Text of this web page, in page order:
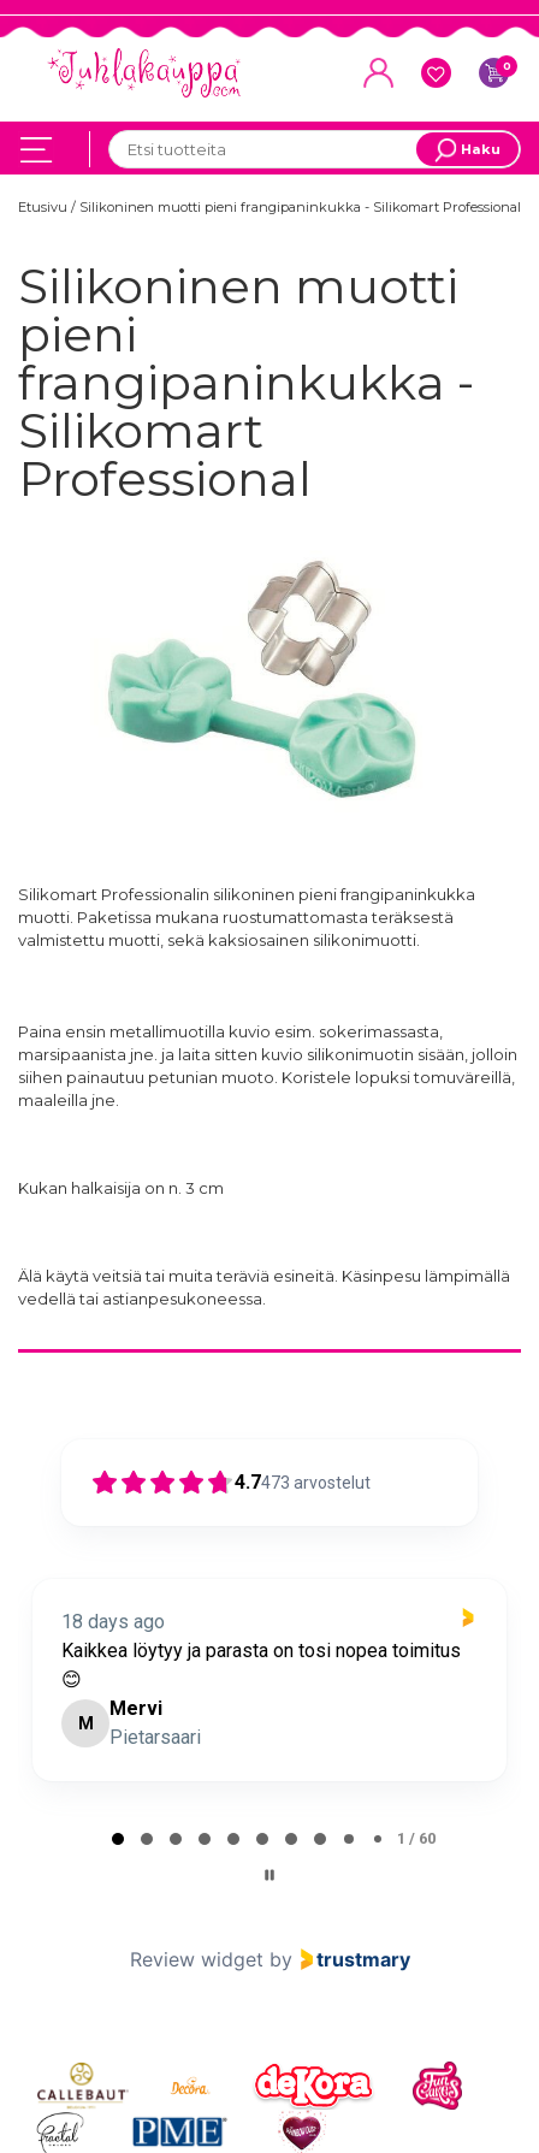
0
Haku
Etusivu / Silikoninen muotti pieni frangipaninkukka - Silikomart Professional
Silikoninen muotti
pieni
frangipaninkukka -
Silikomart
Professional
Silikomart Professionalin silikoninen pieni frangipaninkukka
muotti. Paketissa mukana ruostumattomasta teräksestä
valmistettu muotti, sekä kaksiosainen silikonimuotti.
Paina ensin metallimuotilla kuvio esim. sokerimassasta,
marsipaanista jne. ja laita sitten kuvio silikonimuotin sisään, jolloin
siihen painautuu petunian muoto. Koristele lopuksi tomuväreillä,
maaleilla jne.
Kukan halkaisija on n. 3 cm
Älä käytä veitsiä tai muita teräviä esineitä. Käsinpesu lämpimällä
vedellä tai astianpesukoneessa.
4.7473 arvostelut
18 days ago
Kaikkea löytyy ja parasta on tosi nopea toimitus
😊
M
Mervi
Pietarsaari
1 / 60
Review widget by trustmary